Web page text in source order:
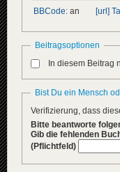
BBCode: an [url]
Beitragsoptionen
In diesem Beitrag
Bist Du ein Mensch
Verifizierung, dass
Bitte beantworte
Gib die fehlenden
(Pflichtfeld)